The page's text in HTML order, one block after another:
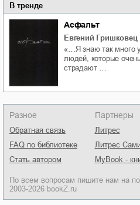
В тренде
Асфальт
Евгений Гришковец
«…Я знаю так много
людей, которые
страдают …
Разное
Обратная связь
FAQ по библиотеке
Стать автором
Партнеры
Литрес
Литрес
MyBook -
По всем вопросам пишите нам на
2003-2026 bookZ.ru